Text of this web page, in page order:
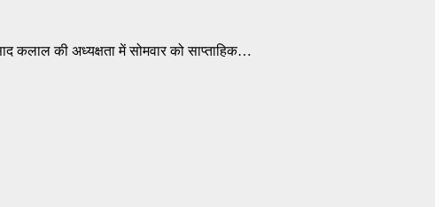
कलाल की अध्यक्षता में सोमवार को साप्ताहिक…